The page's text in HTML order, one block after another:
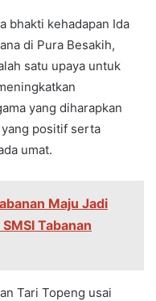
bhakti kehadapan Ida
di Pura Besakih,
satu upaya untuk
yang diharapkan
positif serta
umat.
Maju Jadi
Tabanan
Tari Topeng usai